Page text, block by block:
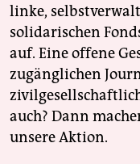
linke,
solidarischen
auf. Eine offene
zugänglichen
auch? Dann
unsere Aktion.